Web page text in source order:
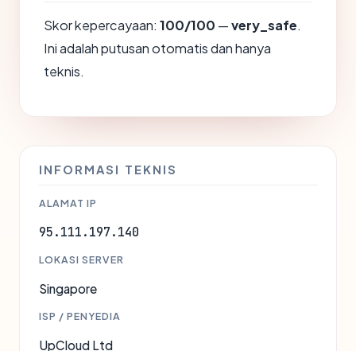
Skor kepercayaan: 100/100 —very_safe.
Ini adalah putusan otomatis dan hanya
teknis.
INFORMASI TEKNIS
ALAMAT IP
95.111.197.140
LOKASI SERVER
Singapore
ISP / PENYEDIA
UpCloud Ltd